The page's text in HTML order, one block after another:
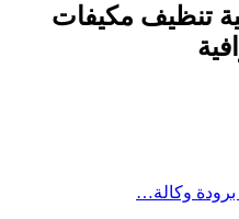
تنظيف مكيفات
وكالة…